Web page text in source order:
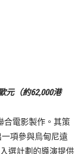
元（約62,000港
合電影製作。其策
項參與烏甸尼遠
選計劃的導演提供